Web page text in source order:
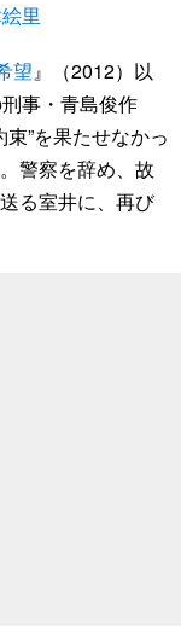
里
望』（2012）以
事・青島俊作
”を果たせなかっ
警察を辞め、故
る室井に、再び